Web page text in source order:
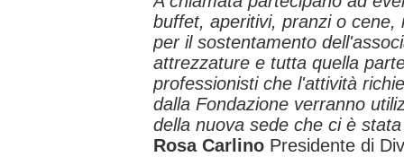
buffet, aperitivi, pranzi o cene,
per il sostentamento
attrezzature e tutta quella
professionisti che l'attività
dalla Fondazione verranno
della nuova sede che ci è
Rosa Carlino Presidente di